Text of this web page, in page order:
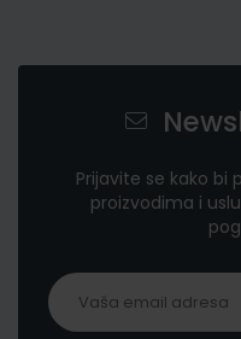
Prijavite se kako
proizvodima i